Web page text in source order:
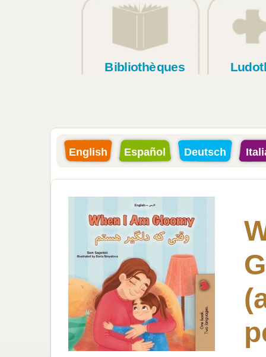
Bibliothèques
English Español Deutsch